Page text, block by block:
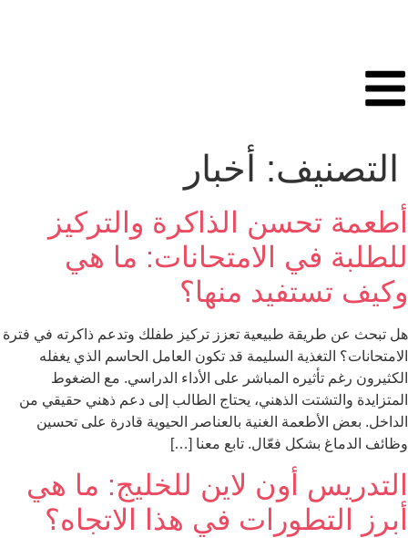
التصنيف: أخبار
أطعمة تحسن الذاكرة والتركيز
للطلبة في الامتحانات: ما هي
وكيف تستفيد منها؟
هل تبحث عن طريقة طبيعية تعزز تركيز طفلك وتدعم ذاكرته في فترة
الامتحانات؟ التغذية السليمة قد تكون العامل الحاسم الذي يغفله
الكثيرون رغم تأثيره المباشر على الأداء الدراسي. مع الضغوط
المتزايدة والتشتت الذهني، يحتاج الطالب إلى دعم ذهني حقيقي من
الداخل. بعض الأطعمة الغنية بالعناصر الحيوية قادرة على تحسين
وظائف الدماغ بشكل فعّال. تابع معنا […]
التدريس أون لاين للخليج: ما هي
أبرز التطورات في هذا الاتجاه؟